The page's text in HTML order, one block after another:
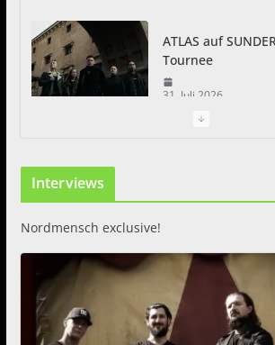
Just For Fun
Zwei Tage Rock
Eystrup
8. August 2026
Interviews
Nordmensch exclusive!